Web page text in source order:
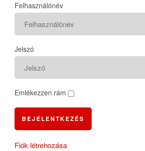
Felhasználónév
Jelszó
Emlékezzen rám
BEJELENTKEZÉS
Fiók létrehozása